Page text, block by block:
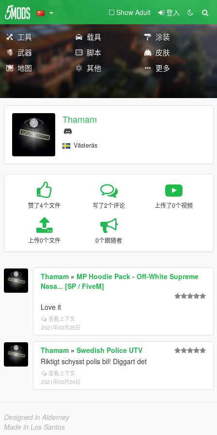
Show Adult 登入
工具 载具
涂装
武器
脚本
皮肤
地图
其他 更多
Thamam
Västerås
赞了4个文件 写了2个评论 上传了0个视频
上传0个文件 0个跟随者
Thamam » MP Hoodie Pack - Off-White Supreme
Nasa... [SP / FiveM]
Love it
查看上下文
2021年03月25日
Thamam » Swedish Police UTV
Riktigt schysst polis bil! Diggart det
查看上下文
2021年03月24日
Designed in Alderney
Made in Los Santos